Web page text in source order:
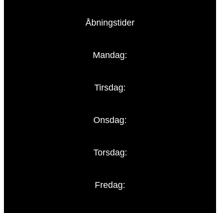
Åbningstider
Mandag:
Tirsdag:
Onsdag:
Torsdag:
Fredag: